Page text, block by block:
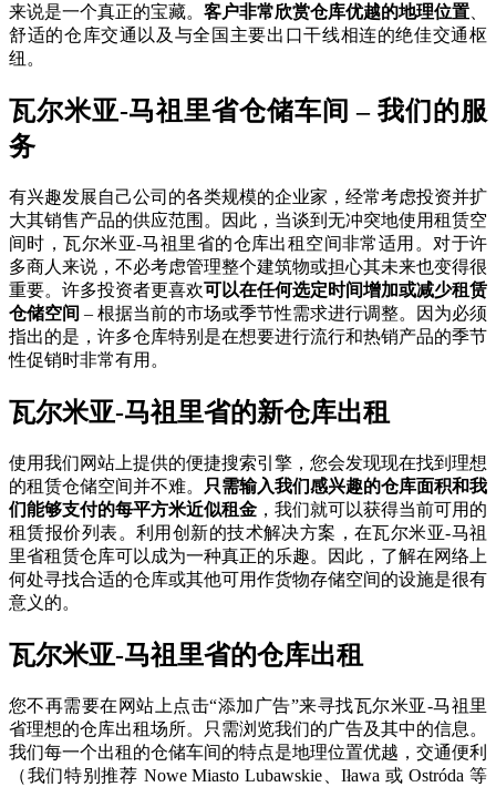
来说是一个真正的宝藏。 客户非常欣赏仓库优越的地理位置
舒适的仓库交通以及与全国主要出口干线相连的绝佳交通枢
纽。
瓦尔米亚-马祖里省仓储车间 – 我们的服
务
有兴趣发展自己公司的各类规模的企业家，经常考虑投资并扩
大其销售产品的供应范围。因此，当谈到无冲突地使用租赁空
间时，瓦尔米亚-马祖里省的仓库出租空间非常适用。对于许
多商人来说，不必考虑管理整个建筑物或担心其未来也变得很
重要。许多投资者更喜欢可以在任何选定时间增加或减少租赁
仓储空间 – 根据当前的市场或季节性需求进行调整。因为必须
指出的是，许多仓库特别是在想要进行流行和热销产品的季节
性促销时非常有用。
瓦尔米亚-马祖里省的新仓库出租
使用我们网站上提供的便捷搜索引擎，您会发现现在找到理想
的租赁仓储空间并不难。
只需输入我们感兴趣的仓库面积和我
们能够支付的每平方米近似租金 ，我们就可以获得当前可用的
租赁报价列表。利用创新的技术解决方案，在瓦尔米亚-马祖
里省租赁仓库可以成为一种真正的乐趣。因此，了解在网络上
何处寻找合适的仓库或其他可用作货物存储空间的设施是很有
意义的。
瓦尔米亚-马祖里省的仓库出租
您不再需要在网站上点击“添加广告”来寻找瓦尔米亚-马祖里
省理想的仓库出租场所。只需浏览我们的广告及其中的信息。
我们每一个出租的仓储车间的特点是地理位置优越，交通便利
（我们特别推荐 Nowe Miasto Lubawskie、Iława 或 Ostróda 等